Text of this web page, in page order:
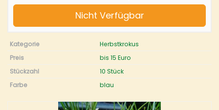
Nicht Verfügbar
Kategorie
Herbstkrokus
Preis
bis 15 Euro
Stückzahl
10 Stück
Farbe
blau